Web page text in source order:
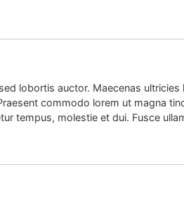
lobortis auctor. Maecenas
commodo lorem ut magna
tempus, molestie et dui. Fusce